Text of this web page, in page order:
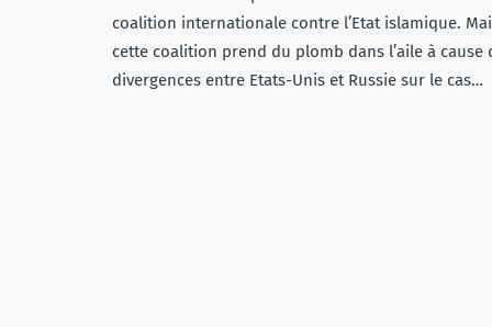
coalition internationale contre l’Etat islamique.
cette coalition prend du plomb dans l’aile à cause
divergences entre Etats-Unis et Russie sur le cas…